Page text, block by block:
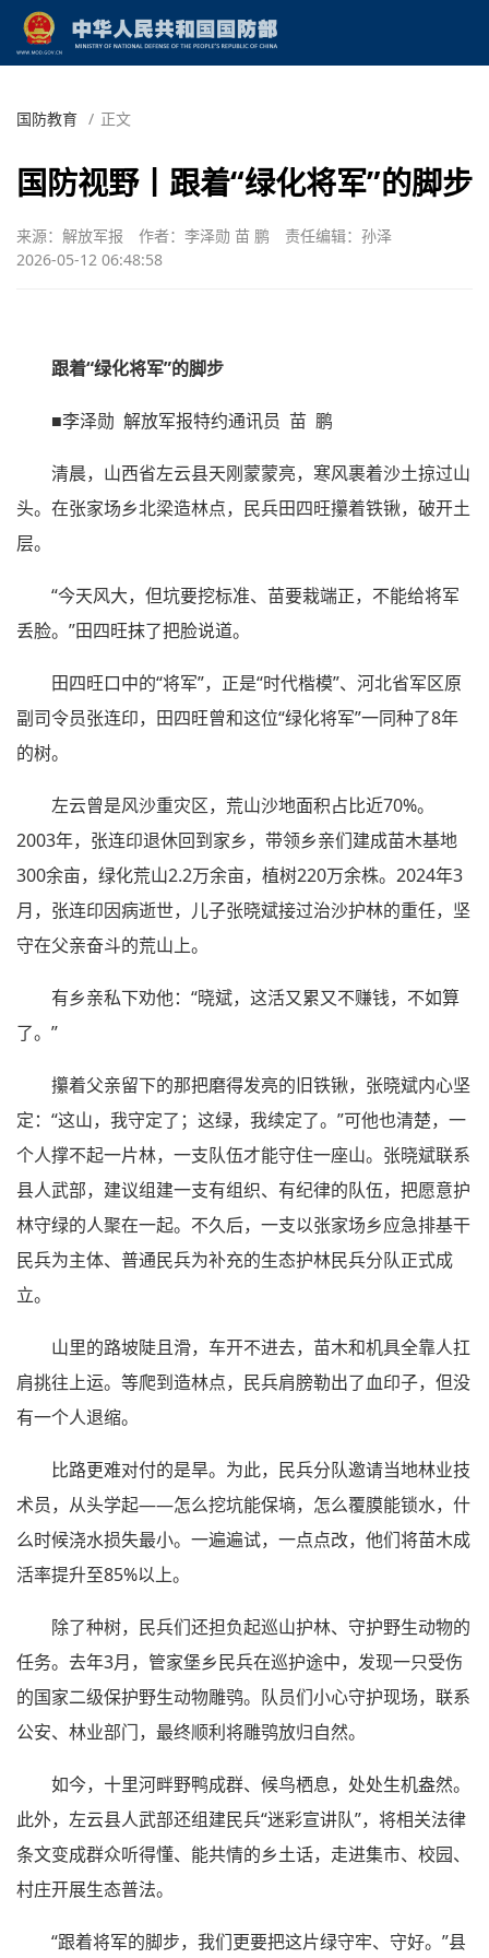
国防教育 / 正文
国防视野丨跟着“绿化将军”的脚步
来源：解放军报 作者：李泽勋 苗 鹏
责任编辑：孙泽
2026-05-12 06:48:58
跟着“绿化将军”的脚步
■李泽勋 解放军报特约通讯员 苗 鹏
清晨，山西省左云县天刚蒙蒙亮，寒风裹着沙土掠过山
头。在张家场乡北梁造林点，民兵田四旺攥着铁锹，破开土
层。
“今天风大，但坑要挖标准、苗要栽端正，不能给将军
丢脸。”田四旺抹了把脸说道。
田四旺口中的“将军”，正是“时代楷模”、河北省军区原
副司令员张连印，田四旺曾和这位“绿化将军”一同种了8年
的树。
左云曾是风沙重灾区，荒山沙地面积占比近70%。
2003年，张连印退休回到家乡，带领乡亲们建成苗木基地
300余亩，绿化荒山2.2万余亩，植树220万余株。2024年3
月，张连印因病逝世，儿子张晓斌接过治沙护林的重任，坚
守在父亲奋斗的荒山上。
有乡亲私下劝他：“晓斌，这活又累又不赚钱，不如算
了。”
攥着父亲留下的那把磨得发亮的旧铁锹，张晓斌内心坚
定：“这山，我守定了；这绿，我续定了。”可他也清楚，一
个人撑不起一片林，一支队伍才能守住一座山。张晓斌联系
县人武部，建议组建一支有组织、有纪律的队伍，把愿意护
林守绿的人聚在一起。不久后，一支以张家场乡应急排基干
民兵为主体、普通民兵为补充的生态护林民兵分队正式成
立。
山里的路坡陡且滑，车开不进去，苗木和机具全靠人扛
肩挑往上运。等爬到造林点，民兵肩膀勒出了血印子，但没
有一个人退缩。
比路更难对付的是旱。为此，民兵分队邀请当地林业技
术员，从头学起——怎么挖坑能保墒，怎么覆膜能锁水，什
么时候浇水损失最小。一遍遍试，一点点改，他们将苗木成
活率提升至85%以上。
除了种树，民兵们还担负起巡山护林、守护野生动物的
任务。去年3月，管家堡乡民兵在巡护途中，发现一只受伤
的国家二级保护野生动物雕鸮。队员们小心守护现场，联系
公安、林业部门，最终顺利将雕鸮放归自然。
如今，十里河畔野鸭成群、候鸟栖息，处处生机盎然。
此外，左云县人武部还组建民兵“迷彩宣讲队”，将相关法律
条文变成群众听得懂、能共情的乡土话，走进集市、校园、
村庄开展生态普法。
“跟着将军的脚步，我们更要把这片绿守牢、守好。”县